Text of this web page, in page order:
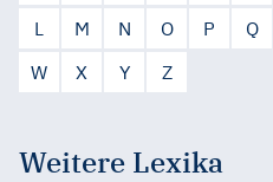
L
M N O P Q
W
X Y Z
Weitere Lexika